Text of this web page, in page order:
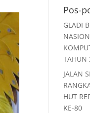
Pos-
GLADI
TAHUN
JALAN
HUT
KE-80